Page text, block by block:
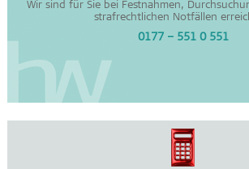
Wir sind für Sie bei Festnahmen,
strafrechtlichen Notfällen
0177 – 551 0 551